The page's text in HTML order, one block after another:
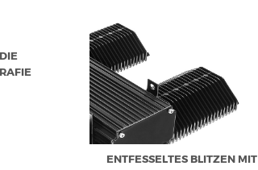
ENTFESSELTES BLITZEN MIT